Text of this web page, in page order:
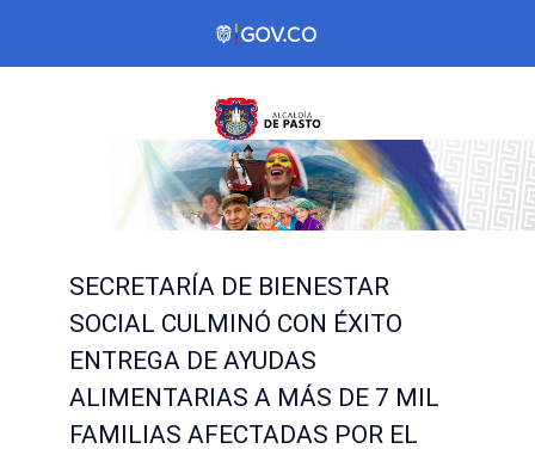
SECRETARÍA DE BIENESTAR
SOCIAL CULMINÓ CON ÉXITO
ENTREGA DE AYUDAS
ALIMENTARIAS A MÁS DE 7 MIL
FAMILIAS AFECTADAS POR EL